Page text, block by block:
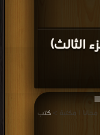
الثالث)
كتب